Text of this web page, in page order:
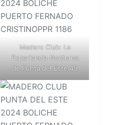
Madero Club: La
Experiencia Nocturna
de Punta del Este 49